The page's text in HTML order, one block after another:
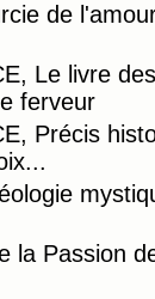
de
Le livre des
ferveur
Précis
la Passion